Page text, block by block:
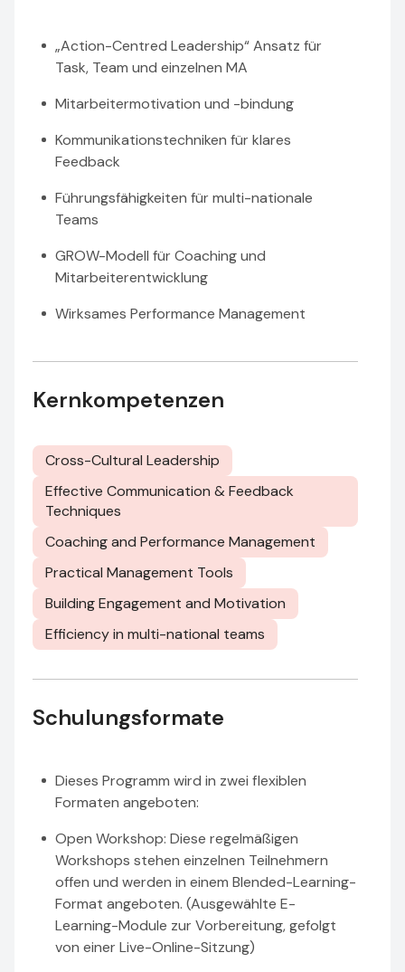
„Action-Centred Leadership“ Ansatz für
Task, Team und einzelnen MA
Mitarbeitermotivation und -bindung
Kommunikationstechniken für klares
Feedback
Führungsfähigkeiten für multi-nationale
Teams
GROW-Modell für Coaching und
Mitarbeiterentwicklung
Wirksames Performance Management
Kernkompetenzen
Cross-Cultural Leadership
Effective Communication & Feedback
Techniques
Coaching and Performance Management
Practical Management Tools
Building Engagement and Motivation
Efficiency in multi-national teams
Schulungsformate
Dieses Programm wird in zwei flexiblen
Formaten angeboten:
Open Workshop: Diese regelmäßigen
Workshops stehen einzelnen Teilnehmern
offen und werden in einem Blended-Learning-
Format angeboten. (Ausgewählte E-
Learning-Module zur Vorbereitung, gefolgt
von einer Live-Online-Sitzung)